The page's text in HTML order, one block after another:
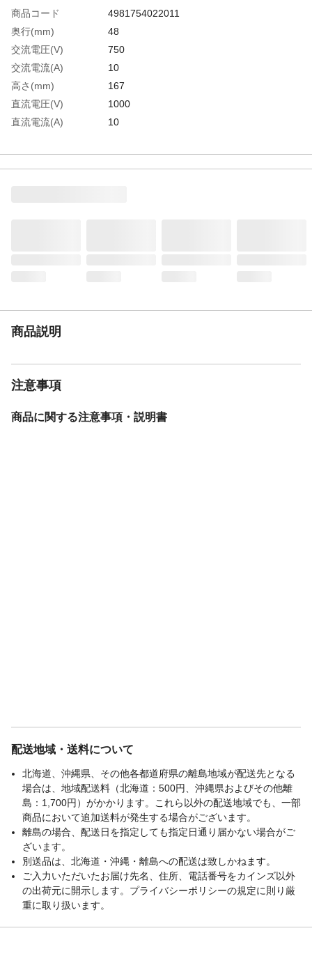
商品コード
4981754022011
奥行(mm)
48
交流電圧(V)
750
交流電流(A)
10
高さ(mm)
167
直流電圧(V)
1000
直流電流(A)
10
電源
単3乾電池(R6P)×2本(付属)
商品説明
注意事項
商品に関する注意事項・説明書
配送地域・送料について
北海道、沖縄県、その他各都道府県の離島地域が配送先となる
場合は、地域配送料（北海道：500円、沖縄県およびその他離
島：1,700円）がかかります。これら以外の配送地域でも、一部
商品において追加送料が発生する場合がございます。
離島の場合、配送日を指定しても指定日通り届かない場合がご
ざいます。
別送品は、北海道・沖縄・離島への配送は致しかねます。
ご入力いただいたお届け先名、住所、電話番号をカインズ以外
の出荷元に開示します。プライバシーポリシーの規定に則り厳
重に取り扱います。